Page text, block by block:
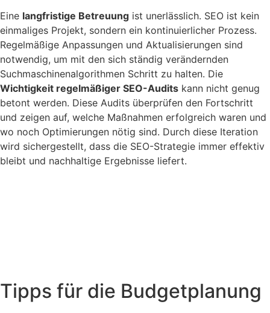
Eine langfristige Betreuung ist unerlässlich. SEO ist kein
einmaliges Projekt, sondern ein kontinuierlicher Prozess.
Regelmäßige Anpassungen und Aktualisierungen sind
notwendig, um mit den sich ständig verändernden
Suchmaschinenalgorithmen Schritt zu halten. Die
Wichtigkeit regelmäßiger SEO-Audits kann nicht genug
betont werden. Diese Audits überprüfen den Fortschritt
und zeigen auf, welche Maßnahmen erfolgreich waren und
wo noch Optimierungen nötig sind. Durch diese Iteration
wird sichergestellt, dass die SEO-Strategie immer effektiv
bleibt und nachhaltige Ergebnisse liefert.
Tipps für die Budgetplanung